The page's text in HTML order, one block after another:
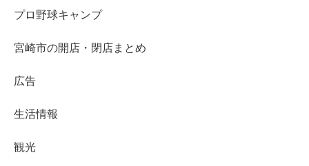
プロ野球キャンプ
宮崎市の開店・閉店まとめ
広告
生活情報
観光